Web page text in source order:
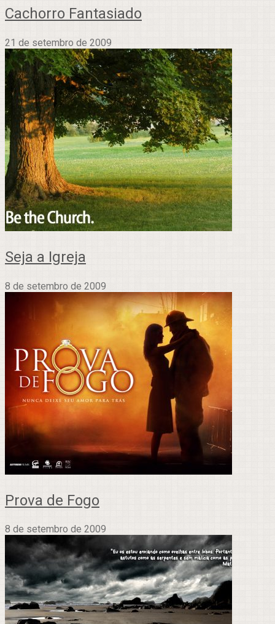
Cachorro Fantasiado
21 de setembro de 2009
Seja a Igreja
8 de setembro de 2009
Prova de Fogo
8 de setembro de 2009